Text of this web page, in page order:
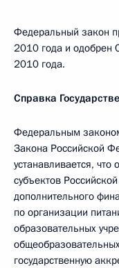
Федеральный закон
2010 года и одобрен
2010 года.
Справка
Федеральным
Закона Российской
устанавливается, что
субъектов
дополнительного
по организации
образовательных
государственную